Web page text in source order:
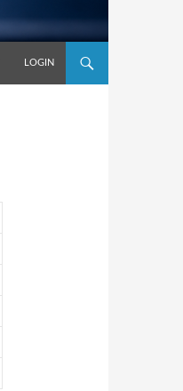
LOGIN